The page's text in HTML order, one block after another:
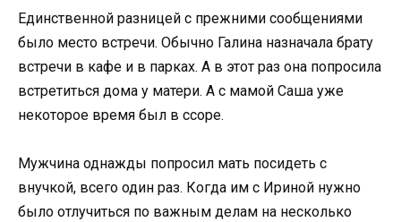
Единственной разницей с прежними сообщениями
было место встречи. Обычно Галина назначала брату
встречи в кафе и в парках. А в этот раз она попросила
встретиться дома у матери. А с мамой Саша уже
некоторое время был в ссоре.
Мужчина однажды попросил мать посидеть с
внучкой, всего один раз. Когда им с Ириной нужно
было отлучиться по важным делам на несколько